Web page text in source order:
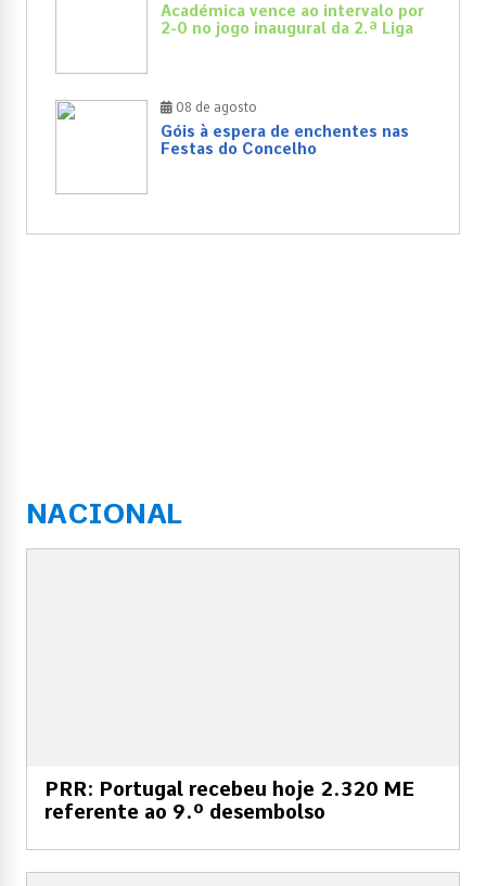
Académica vence ao intervalo por
2-0 no jogo inaugural da 2.ª Liga
08 de agosto
Góis à espera de enchentes nas
Festas do Concelho
NACIONAL
PRR: Portugal recebeu hoje 2.320 ME
referente ao 9.º desembolso